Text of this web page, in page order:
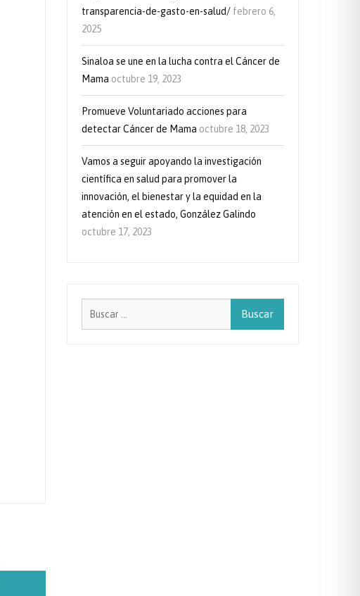
transparencia-de-gasto-en-salud/ febrero 6,
2025
Sinaloa se une en la lucha contra el Cáncer de
Mama octubre 19, 2023
Promueve Voluntariado acciones para
detectar Cáncer de Mama octubre 18, 2023
Vamos a seguir apoyando la investigación
científica en salud para promover la
innovación, el bienestar y la equidad en la
atención en el estado, González Galindo
octubre 17, 2023